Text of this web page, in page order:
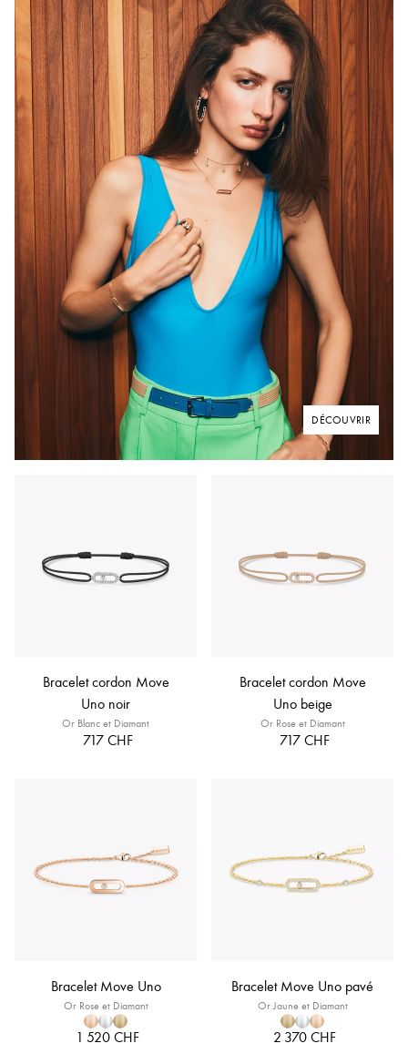
DÉCOUVRIR
Bracelet cordon Move
Uno noir
Or Blanc et Diamant
717 CHF
Bracelet cordon Move
Uno beige
Or Rose et Diamant
717 CHF
Bracelet Move Uno
Or Rose et Diamant
1 520 CHF
Bracelet Move Uno pavé
Or Jaune et Diamant
2 370 CHF